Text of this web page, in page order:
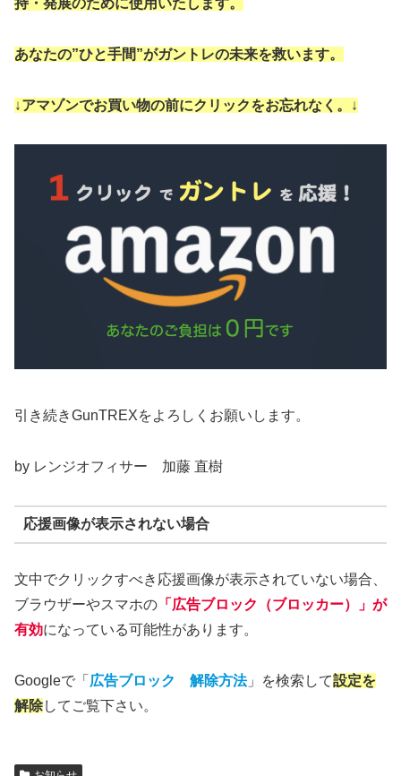
持・発展のために使用いたします。
あなたの”ひと手間”がガントレの未来を救います。
↓アマゾンでお買い物の前にクリックをお忘れなく。 ↓
引き続きGunTREXをよろしくお願いします。
by レンジオフィサー 加藤 直樹
応援画像が表示されない場合
文中でクリックすべき応援画像が表示されていない場合、
ブラウザーやスマホの 「広告ブロック（ブロッカー）」が
有効になっている可能性があります。
Googleで「 広告ブロック 解除方法」を検索して設定を
解除してご覧下さい。